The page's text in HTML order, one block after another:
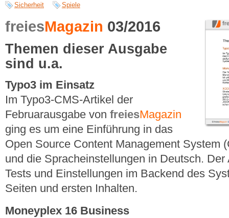
Sicherheit
Spiele
freiesMagazin 03/2016
Themen dieser Ausgabe
sind u.a.
Typo3 im Einsatz
Im Typo3-CMS-Artikel der
Februarausgabe von freiesMagazin
ging es um eine Einführung in das
Open Source Content Management System
und die Spracheinstellungen in Deutsch.
Tests und Einstellungen im Backend des
Seiten und ersten Inhalten.
Moneyplex 16 Business